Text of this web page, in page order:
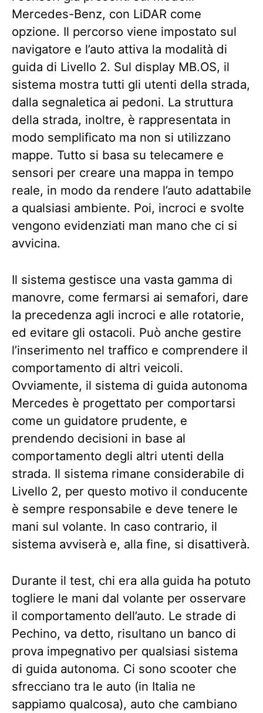
Mercedes-Benz, con LiDAR come
opzione. Il percorso viene impostato sul
navigatore e l’auto attiva la modalità di
guida di Livello 2. Sul display MB.OS, il
sistema mostra tutti gli utenti della strada,
dalla segnaletica ai pedoni. La struttura
della strada, inoltre, è rappresentata in
modo semplificato ma non si utilizzano
mappe. Tutto si basa su telecamere e
sensori per creare una mappa in tempo
reale, in modo da rendere l’auto adattabile
a qualsiasi ambiente. Poi, incroci e svolte
vengono evidenziati man mano che ci si
avvicina.
Il sistema gestisce una vasta gamma di
manovre, come fermarsi ai semafori, dare
la precedenza agli incroci e alle rotatorie,
ed evitare gli ostacoli. Può anche gestire
l’inserimento nel traffico e comprendere il
comportamento di altri veicoli.
Ovviamente, il sistema di guida autonoma
Mercedes è progettato per comportarsi
come un guidatore prudente, e
prendendo decisioni in base al
comportamento degli altri utenti della
strada. Il sistema rimane considerabile di
Livello 2, per questo motivo il conducente
è sempre responsabile e deve tenere le
mani sul volante. In caso contrario, il
sistema avviserà e, alla fine, si disattiverà.
Durante il test, chi era alla guida ha potuto
togliere le mani dal volante per osservare
il comportamento dell’auto. Le strade di
Pechino, va detto, risultano un banco di
prova impegnativo per qualsiasi sistema
di guida autonoma. Ci sono scooter che
sfrecciano tra le auto (in Italia ne
sappiamo qualcosa), auto che cambiano